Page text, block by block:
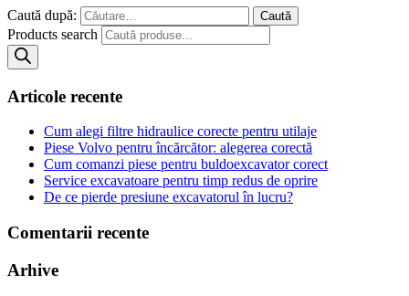
Caută după:
Products search
Articole recente
Cum alegi filtre hidraulice corecte pentru utilaje
Piese Volvo pentru încărcător: alegerea corectă
Cum comanzi piese pentru buldoexcavator corect
Service excavatoare pentru timp redus de oprire
De ce pierde presiune excavatorul în lucru?
Comentarii recente
Arhive